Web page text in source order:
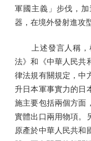
軍國主義」步伐，
器，在境外發射進攻
上述發言人稱，
法》和《中華人民共
律法規有關規定，中
升日本軍事實力的日
施主要包括兩個方面
實體出口兩用物項。
原產於中華人民共和